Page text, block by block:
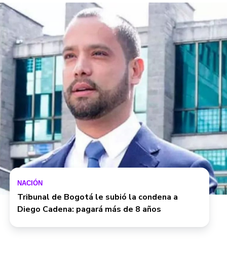
NACIÓN
Tribunal de Bogotá le subió la condena a
Diego Cadena: pagará más de 8 años